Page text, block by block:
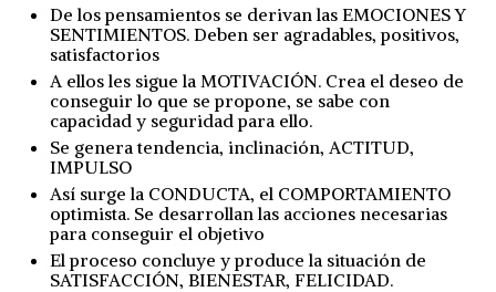
De los pensamientos se derivan las EMOCIONES Y
SENTIMIENTOS. Deben ser agradables, positivos,
satisfactorios
A ellos les sigue la MOTIVACIÓN. Crea el deseo de
conseguir lo que se propone, se sabe con
capacidad y seguridad para ello.
Se genera tendencia, inclinación, ACTITUD,
IMPULSO
Así surge la CONDUCTA, el COMPORTAMIENTO
optimista. Se desarrollan las acciones necesarias
para conseguir el objetivo
El proceso concluye y produce la situación de
SATISFACCIÓN, BIENESTAR, FELICIDAD.